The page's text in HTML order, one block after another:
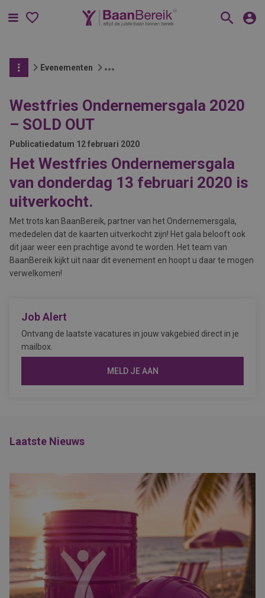
Menu
Evenementen
Westfries Ondernemersgala 2020
– SOLD OUT
Publicatiedatum 12 februari 2020
Het Westfries Ondernemersgala
van donderdag 13 februari 2020 is
uitverkocht.
Met trots kan BaanBereik, partner van het Ondernemersgala,
mededelen dat de kaarten uitverkocht zijn! Het gala belooft ook
dit jaar weer een prachtige avond te worden. Het team van
BaanBereik kijkt uit naar dit evenement en hoopt u daar te mogen
verwelkomen!
Job Alert
Ontvang de laatste vacatures in jouw vakgebied direct in je
mailbox.
MELD JE AAN
Laatste Nieuws